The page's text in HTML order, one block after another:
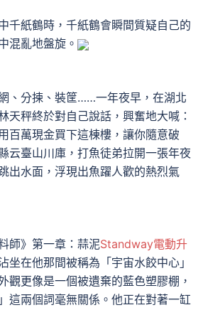
紙鶴時，千紙鶴會瞬間質疑自己的
混亂地盤旋。
分揀、裝筐……一年夜早，在湖北
天秤終於對自己說話，興奮地大喊：
百萬現金買下這棟樓，讓你隨意破
云臺山川庫，打魚徒弟拉開一張年夜
出水面，浮現出魚躍人歡的熱烈氣
師》第一章：蒜泥Standway電動升
坐在他那間被稱為「宇宙水餃中心」
觀更像是一個被遺棄的藍色塑膠棚，
這兩個詞毫無關係。他正在對著一缸